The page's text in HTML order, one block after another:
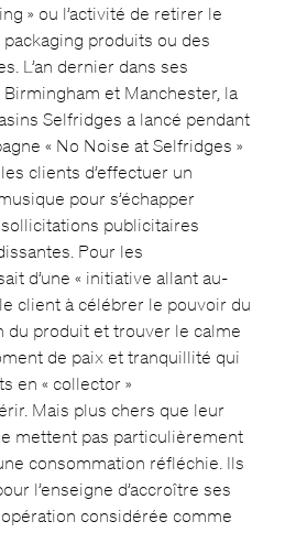
» ou l’activité de retirer le
produits ou des
L’an dernier dans ses
et Manchester, la
Selfridges a lancé pendant
« No Noise at Selfridges »
clients d’effectuer un
pour s’échapper
publicitaires
Pour les
d’une « initiative allant au-
client à célébrer le pouvoir du
du produit et trouver le calme
de paix et tranquillité qui
en « collector »
Mais plus chers que leur
mettent pas particulièrement
consommation réfléchie. Ils
l’enseigne d’accroître ses
considérée comme